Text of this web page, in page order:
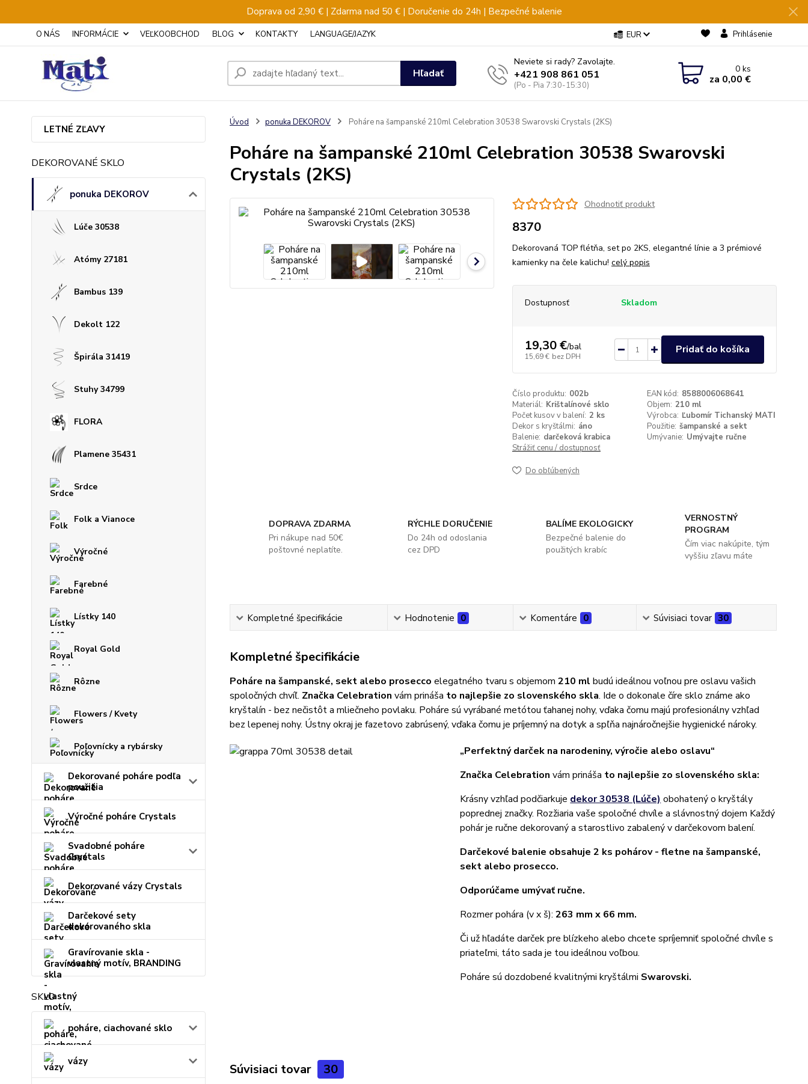
Doprava od 2,90 € | Zdarma nad 50 € | Doručenie do 24h | Bezpečné balenie
O NÁS INFORMÁCIE VEĽKOOBCHOD BLOG KONTAKTY LANGUAGE/JAZYK EUR Prihlásenie
Hľadať
Neviete si rady? Zavolajte.
+421 908 861 051
(Po - Pia 7:30-15:30)
0ks
za 0,00 €
LETNÉ ZĽAVY
DEKOROVANÉ SKLO
ponuka DEKOROV
Lúče 30538
Atómy 27181
Bambus 139
Dekolt 122
Špirála 31419
Stuhy 34799
FLORA
Plamene 35431
Srdce
Folk a Vianoce
Výročné
Farebné
Lístky 140
Royal Gold
Rôzne
Flowers / Kvety
Poľovnícky a rybársky
Dekorované poháre podľa
použitia
Výročné poháre Crystals
Svadobné poháre
Crystals
Dekorované vázy Crystals
Darčekové sety
dekorovaného skla
Gravírovanie skla -
vlastný motív, BRANDING
SKLO
poháre, ciachované sklo
vázy
Úvod ponuka DEKOROV Poháre na šampanské 210ml Celebration 30538 Swarovski Crystals (2KS)
Poháre na šampanské 210ml Celebration 30538 Swarovski
Crystals (2KS)
Ohodnotiť produkt
8370
Dekorovaná TOP flétňa, set po 2KS, elegantné línie a 3 prémiové
kamienky na čele kalichu! celý popis
Dostupnosť Skladom
19,30 €/bal
15,69 € bez DPH
Pridať do košíka
Číslo produktu: 002b EAN kód: 8588006068641
Materiál: Krištalínové sklo Objem: 210 ml
Počet kusov v balení: 2 ks Výrobca: Ľubomír Tichanský MATI
Dekor s kryštálmi: áno Použitie: šampanské a sekt
Balenie: darčeková krabica Umývanie: Umývajte ručne
Strážiť cenu / dostupnosť
Do obľúbených
DOPRAVA ZDARMA
Pri nákupe nad 50€
poštovné neplatíte.
RÝCHLE DORUČENIE
Do 24h od odoslania
cez DPD
BALÍME EKOLOGICKY
Bezpečné balenie do
použitých krabíc
VERNOSTNÝ
PROGRAM
Čím viac nakúpite, tým
vyššiu zľavu máte
Kompletné špecifikácie Hodnotenie 0 Komentáre 0 Súvisiaci tovar 30
Kompletné špecifikácie
Poháre na šampanské, sekt alebo prosecco elegatného tvaru s objemom 210 ml budú ideálnou voľnou pre oslavu vašich
spoločných chvíľ. Značka Celebration vám prináša to najlepšie zo slovenského skla. Ide o dokonale číre sklo známe ako
kryštalín - bez nečistôt a mliečneho povlaku. Poháre sú vyrábané metótou ťahanej nohy, vďaka čomu majú profesionálny vzhľad
bez lepenej nohy. Ústny okraj je fazetovo zabrúsený, vďaka čomu je príjemný na dotyk a spľňa najnáročnejšie hygienické nároky.
„Perfektný darček na narodeniny, výročie alebo oslavu“
Značka Celebration vám prináša to najlepšie zo slovenského skla:
Krásny vzhľad podčiarkuje dekor 30538 (Lúče) obohatený o kryštály
poprednej značky. Rozžiaria vaše spoločné chvíle a slávnostný dojem Každý
pohár je ručne dekorovaný a starostlivo zabalený v darčekovom balení.
Darčekové balenie obsahuje 2 ks pohárov - fletne na šampanské,
sekt alebo prosecco.
Odporúčame umývať ručne.
Rozmer pohára (v x š):263 mm x 66 mm.
Či už hľadáte darček pre blízkeho alebo chcete spríjemniť spoločné chvíle s
priateľmi, táto sada je tou ideálnou voľbou.
Poháre sú dozdobené kvalitnými kryštálmi Swarovski.
Súvisiaci tovar 30